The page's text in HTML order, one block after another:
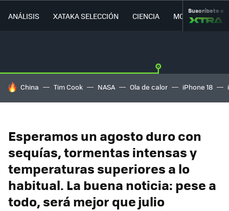
ANÁLISIS XATAKA SELECCIÓN CIENCIA MOVILIDAD
Suscríbete a
HOY SE HABLA DE
China Tim Cook NASA Ola de calor iPhone 18
Esperamos un agosto duro con
sequías, tormentas intensas y
temperaturas superiores a lo
habitual. La buena noticia: pese a
todo, será mejor que julio